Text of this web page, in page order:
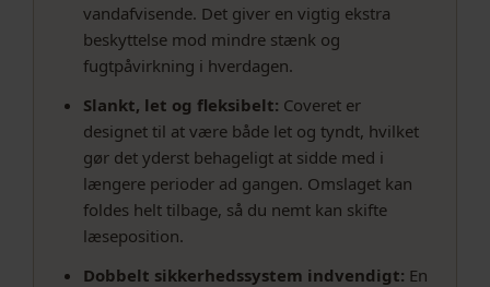
vandafvisende. Det giver en vigtig ekstra
beskyttelse mod mindre stænk og
fugtpåvirkning i hverdagen.
Slankt, let og fleksibelt: Coveret er
designet til at være både let og tyndt, hvilket
gør det yderst behageligt at sidde med i
længere perioder ad gangen. Omslaget kan
foldes helt tilbage, så du nemt kan skifte
læseposition.
Dobbelt sikkerhedssystem indvendigt: En